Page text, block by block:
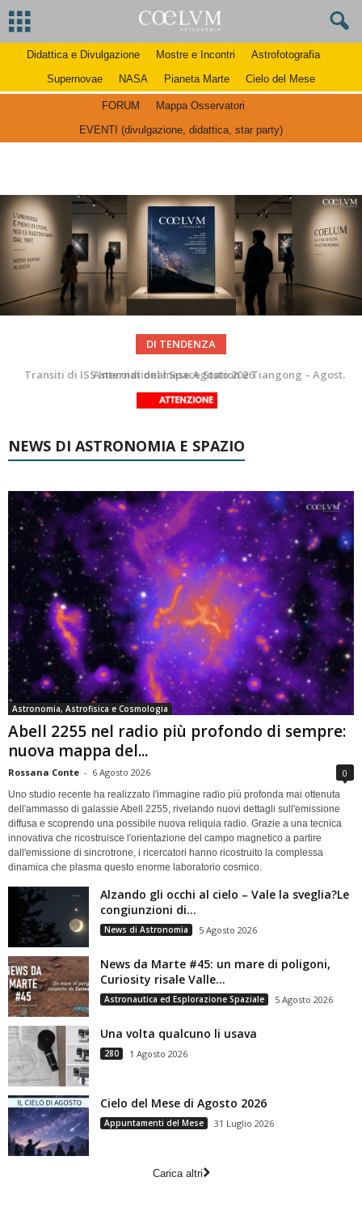
Didattica e Divulgazione Mostre e Incontri
Astrofotografia
Supernovae
NASA Pianeta Marte Cielo del Mese
FORUM
Mappa Osservatori
EVENTI (divulgazione, didattica, star party)
DI TENDENZA
Transiti di ISS International Space Station e Tiangong – Agosto 2026
La Luna del Mese – Agosto 2026
NEWS DI ASTRONOMIA E SPAZIO
Astronomia, Astrofisica e Cosmologia
Abell 2255 nel radio più profondo di sempre:
nuova mappa del...
Rossana Conte - 6 Agosto 2026 0
Uno studio recente ha realizzato l'immagine radio più profonda mai ottenuta
dell'ammasso di galassie Abell 2255, rivelando nuovi dettagli sull'emissione
diffusa e scoprendo una possibile nuova reliquia radio. Grazie a una tecnica
innovativa che ricostruisce l'orientazione del campo magnetico a partire
dall'emissione di sincrotrone, i ricercatori hanno ricostruito la complessa
dinamica che plasma questo enorme laboratorio cosmico.
Alzando gli occhi al cielo – Vale la sveglia?Le
congiunzioni di...
News di Astronomia 5 Agosto 2026
News da Marte #45: un mare di poligoni,
Curiosity risale Valle...
Astronautica ed Esplorazione Spaziale 5 Agosto 2026
Una volta qualcuno li usava
280 1 Agosto 2026
Cielo del Mese di Agosto 2026
Appuntamenti del Mese 31 Luglio 2026
Carica altri